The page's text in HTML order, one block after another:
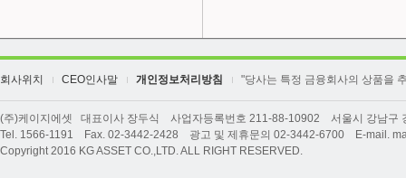
회사위치 CEO인사말 개인정보처리방침 "당사는 특정 금융회사의 상품을
(주)케이지에셋 대표이사 장두식 사업자등록번호 211-88-10902 서울시 강남구
Tel. 1566-1191 Fax. 02-3442-2428 광고 및 제휴문의 02-3442-6700 E-mail.
Copyright 2016 KG ASSET CO.,LTD. ALL RIGHT RESERVED.